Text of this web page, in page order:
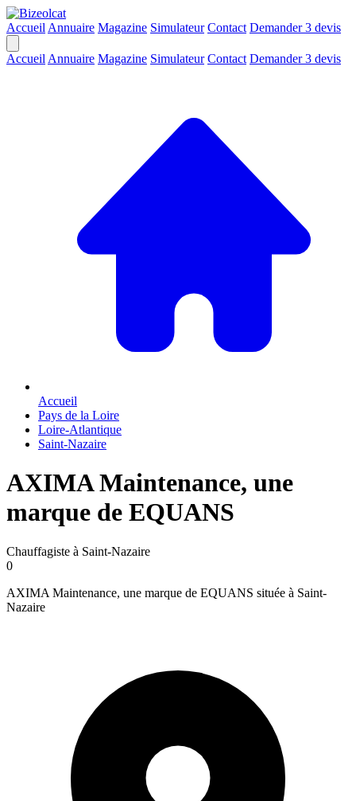
Accueil Annuaire Magazine Simulateur Contact Demander 3 devis
Accueil Annuaire Magazine Simulateur Contact Demander 3 devis
Accueil
Pays de la Loire
Loire-Atlantique
Saint-Nazaire
AXIMA Maintenance, une
marque de EQUANS
Chauffagiste à Saint-Nazaire
0
AXIMA Maintenance, une marque de EQUANS située à Saint-
Nazaire